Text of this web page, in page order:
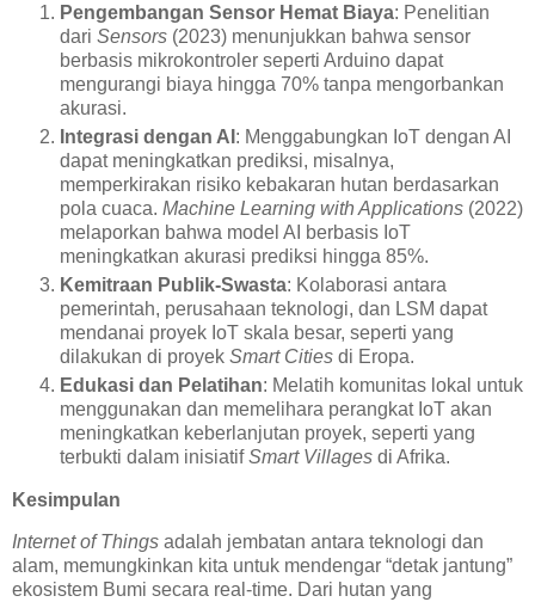
Pengembangan Sensor Hemat Biaya: Penelitian
dari Sensors (2023) menunjukkan bahwa sensor
berbasis mikrokontroler seperti Arduino dapat
mengurangi biaya hingga 70% tanpa mengorbankan
akurasi.
Integrasi dengan AI : Menggabungkan IoT dengan AI
dapat meningkatkan prediksi, misalnya,
memperkirakan risiko kebakaran hutan berdasarkan
pola cuaca. Machine Learning with Applications (2022)
melaporkan bahwa model AI berbasis IoT
meningkatkan akurasi prediksi hingga 85%.
Kemitraan Publik-Swasta: Kolaborasi antara
pemerintah, perusahaan teknologi, dan LSM dapat
mendanai proyek IoT skala besar, seperti yang
dilakukan di proyek Smart Cities di Eropa.
Edukasi dan Pelatihan: Melatih komunitas lokal untuk
menggunakan dan memelihara perangkat IoT akan
meningkatkan keberlanjutan proyek, seperti yang
terbukti dalam inisiatifSmart Villages di Afrika.
Kesimpulan
Internet of Things adalah jembatan antara teknologi dan
alam, memungkinkan kita untuk mendengar “detak jantung”
ekosistem Bumi secara real-time. Dari hutan yang